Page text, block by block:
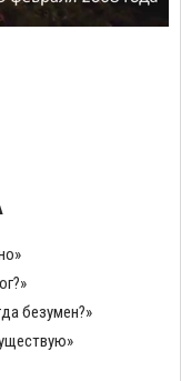
безумен?»